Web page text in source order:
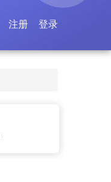
登录
注册